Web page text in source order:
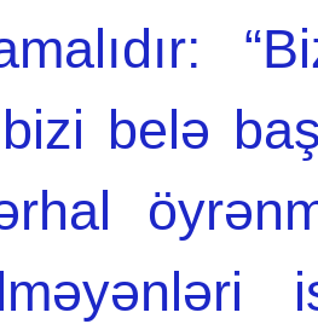
belə